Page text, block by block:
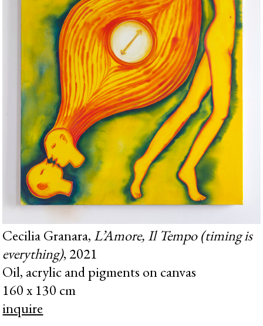
Cecilia Granara,L’Amore, Il Tempo (timing is
everything), 2021
Oil, acrylic and pigments on canvas
160 x 130 cm
inquire